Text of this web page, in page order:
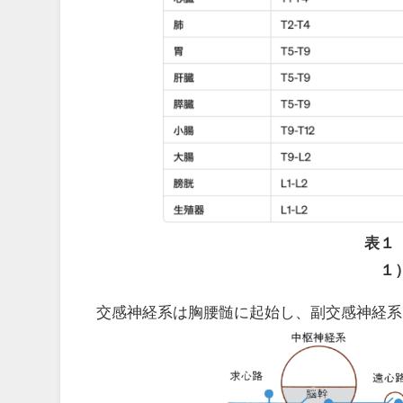
表１
１
交感神経系は胸腰髄に起始し、副交感神経